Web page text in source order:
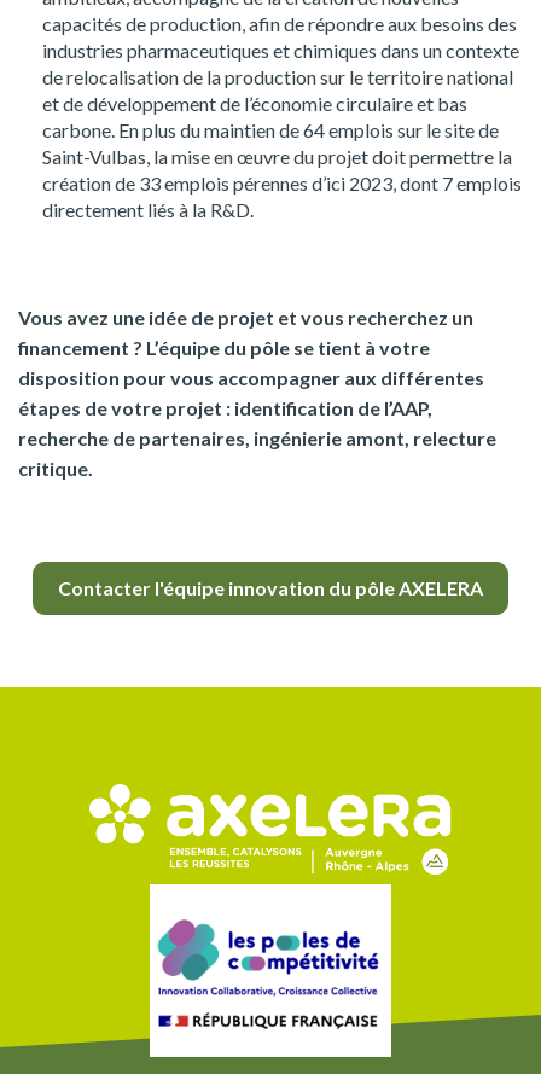
capacités de production, afin de répondre aux besoins des
industries pharmaceutiques et chimiques dans un contexte
de relocalisation de la production sur le territoire national
et de développement de l’économie circulaire et bas
carbone. En plus du maintien de 64 emplois sur le site de
Saint-Vulbas, la mise en œuvre du projet doit permettre la
création de 33 emplois pérennes d’ici 2023, dont 7 emplois
directement liés à la R&D.
Vous avez une idée de projet et vous recherchez un
financement ? L’équipe du pôle se tient à votre
disposition pour vous accompagner aux différentes
étapes de votre projet : identification de l’AAP,
recherche de partenaires, ingénierie amont, relecture
critique.
Contacter l'équipe innovation du pôle AXELERA